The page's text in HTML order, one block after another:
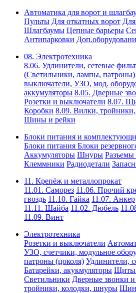
Автоматика для ворот и
Пульты Для откатных ворот
Шлагбаумы Цепные барьеры
Антипарковки
08. Электротехника
8.06. Удлинители, сетевые
(Светильники, лампы, патроны)
выключатели, УЗО, мод.
аккумуляторы 8.05. Дверные
Розетки и выключатели 8.07.
Коробки 8.09. Вилки,
Шины и рейки
Блоки питания и
Блоки питания Блоки
Аккумуляторы Шнуры Разъемы
Клеммники Радиодетали
11. Крепёж и металлопрокат
11.01. Саморез 11.06. Прочий
гвоздь 11.10. Гайка 11.07. Анкер
11.11. Шайба 11.02. Дюбель
11.09. Винт
Электротехника
Розетки и выключатели
УЗО, счетчики, модульное
патроны (цоколя) Удлинители,
Батарейки, акукмуляторы Щиты
Светильники Дверные звонки и
тройники, колодки, шнуры